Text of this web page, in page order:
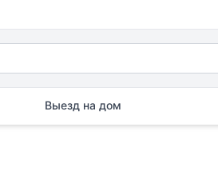
Выезд на дом